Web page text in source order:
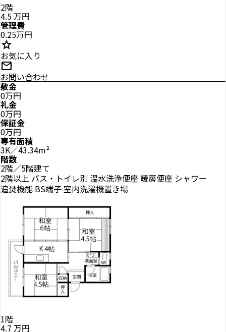
2階
4.5万円
管理費
0.25万円
star
お気に入り
mail
お問い合わせ
敷金
0万円
礼金
0万円
保証金
0万円
専有面積
3K／43.34m²
階数
2階／5階建て
2階以上 バス・トイレ別 温水洗浄便座 暖房便座 シャワー
追焚機能 BS端子室内洗濯機置き場
1階
4.7 万円